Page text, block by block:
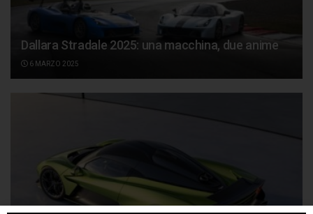
Dallara Stradale 2025: una macchina, due anime
6 MARZO 2025